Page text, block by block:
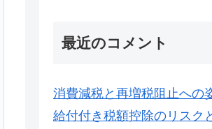
最近のコメント
消費減税と再増税阻止への
給付付き税額控除のリスク